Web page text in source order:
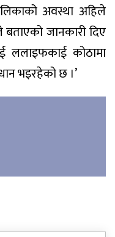
अवस्था अहिले
जानकारी दिए
ललाइफकाई कोठामा
भइरहेको छ ।’